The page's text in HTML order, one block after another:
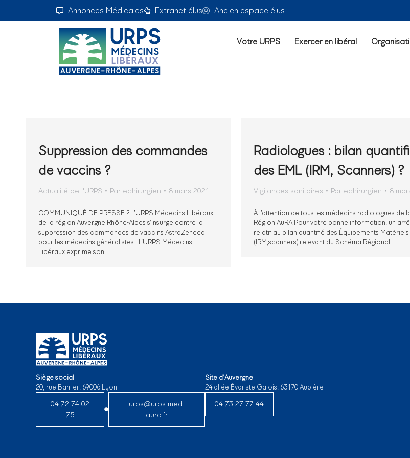
Annonces Médicales Extranet élus Ancien espace élus
Votre URPS Exercer en libéral
Suppression des commandes
de vaccins ?
Actualité de l'URPS Par echirurgien 8 mars 2021
COMMUNIQUÉ DE PRESSE ? L’URPS Médecins Libéraux
de la région Auvergne Rhône-Alpes s’insurge contre la
suppression des commandes de vaccins AstraZeneca
pour les médecins généralistes ! L’URPS Médecins
Libéraux exprime son…
Radiologues : bilan
des EML (IRM, Scanners) ?
Vigilances sanitaires Par echirurgien 8
À l’attention de tous les médecins radiologues de
Région AuRA Pour votre bonne information, un
relatif au bilan quantifié des Équipements
(IRM,scanners) relevant du Schéma Régional…
Siège social
20, rue Barrier, 69006 Lyon
04 72 74 02
75
urps@urps-med-
aura.fr
Site d’Auvergne
24 allée Évariste Galois, 63170 Aubière
04 73 27 77 44